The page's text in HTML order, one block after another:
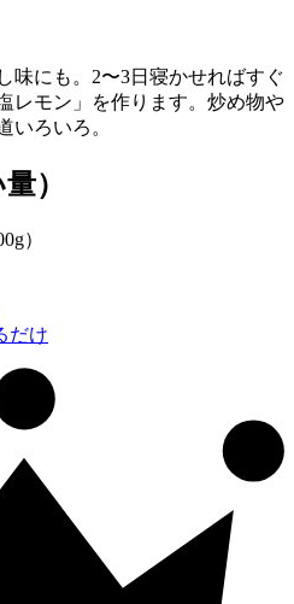
味にも。2〜3日寝かせればすぐ
レモン」を作ります。炒め物や
いろいろ。
）
）
だけ